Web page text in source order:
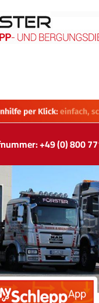
+49 (0) 800